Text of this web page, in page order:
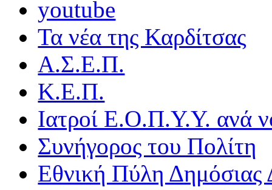
youtube
Τα νέα της Καρδίτσας
Α.Σ.Ε.Π.
Κ.Ε.Π.
Ιατροί Ε.Ο.Π.Υ.Υ. ανά
Συνήγορος του Πολίτη
Εθνική Πύλη Δημόσιας